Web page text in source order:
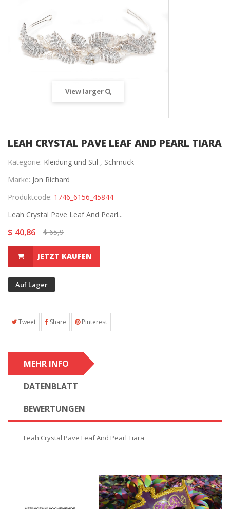
View larger
LEAH CRYSTAL PAVE LEAF AND PEARL TIARA
Kategorie: Kleidung und Stil , Schmuck
Marke: Jon Richard
Produktcode: 1746_6156_45844
Leah Crystal Pave Leaf And Pearl...
$ 40,86 $ 65,9
JETZT KAUFEN
Auf Lager
Tweet Share Pinterest
MEHR INFO
DATENBLATT
BEWERTUNGEN
Leah Crystal Pave Leaf And Pearl Tiara